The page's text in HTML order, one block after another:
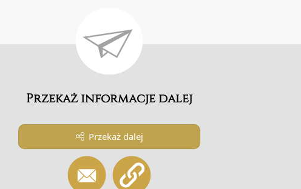
Przekaż informacje dalej
Przekaż dalej